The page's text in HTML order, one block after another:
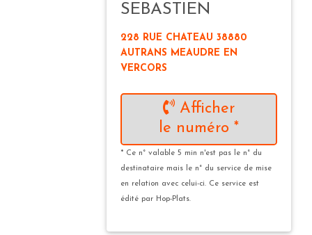
SEBASTIEN
228 RUE CHATEAU 38880
AUTRANS MEAUDRE EN
VERCORS
Afficher
le numéro *
* Ce n° valable 5 min n'est pas le n° du
destinataire mais le n° du service de mise
en relation avec celui-ci. Ce service est
édité par Hop-Plats.